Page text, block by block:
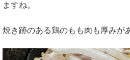
ますね。
焼き跡のある鶏のもも肉も厚みが